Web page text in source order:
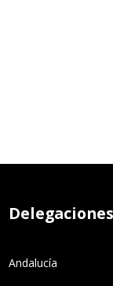
Delegaciones
Andalucía